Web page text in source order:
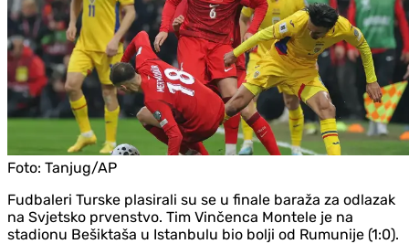
Foto: Tanjug/AP
Fudbaleri Turske plasirali su se u finale baraža za odlazak
na Svjetsko prvenstvo. Tim Vinčenca Montele je na
stadionu Bešiktaša u Istanbulu bio bolji od Rumunije (1:0).